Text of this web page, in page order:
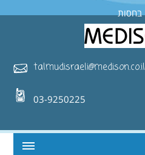
בחסות
talmudisraeli@medison.co.il
03-9250225